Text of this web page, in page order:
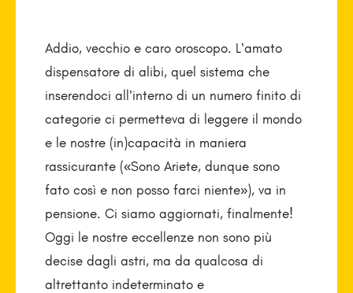
Addio, vecchio e caro oroscopo. L’amato
dispensatore di alibi, quel sistema che
inserendoci all’interno di un numero finito di
categorie ci permetteva di leggere il mondo
e le nostre (in)capacità in maniera
rassicurante («Sono Ariete, dunque sono
fato così e non posso farci niente»), va in
pensione. Ci siamo aggiornati, finalmente!
Oggi le nostre eccellenze non sono più
decise dagli astri, ma da qualcosa di
altrettanto indeterminato e